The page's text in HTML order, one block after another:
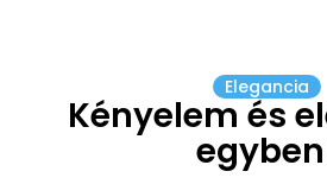
Elegancia
Kényelem és